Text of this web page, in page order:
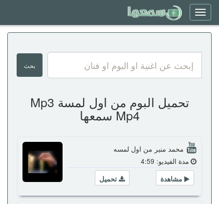
Toggle
navigation
تحميل البوم من اول لمسة Mp3
Mp4 سمعها
محمد منير من اول لمسه
مدة الفيديو: 4:59
تحميل
مشاهدة